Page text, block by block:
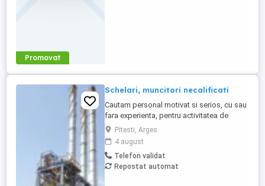
Promovat
Schelari, muncitori necalificati
Cautam personal motivat si serios, cu sau
fara experienta, pentru activitatea de
montaj schela industriala si izolatori in
rafinarii. Punct de lucru Belgia. Program de
lucru 8 h luni-vineri. Salariu motivant in
functie de calificare. Cazarea si
transportul sunt asigurate. Persoanele
Pitesti, Arges
4 august
Telefon validat
Repostat automat